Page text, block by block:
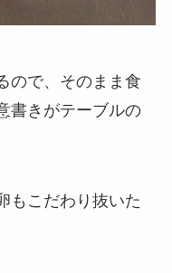
ので、そのまま食
書きがテーブルの
もこだわり抜いた